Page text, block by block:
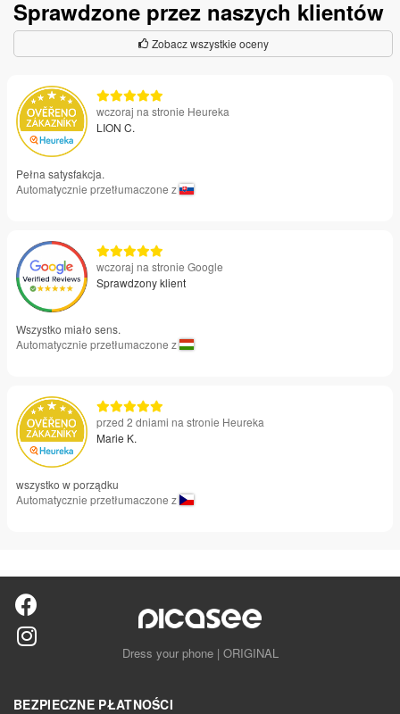
Sprawdzone przez naszych klientów
Zobacz wszystkie oceny
wczoraj na stronie Heureka
LION C.
Pełna satysfakcja.
Automatycznie przetłumaczone z
wczoraj na stronie Google
Sprawdzony klient
Wszystko miało sens.
Automatycznie przetłumaczone z
przed 2 dniami na stronie Heureka
Marie K.
wszystko w porządku
Automatycznie przetłumaczone z
Dress your phone | ORIGINAL
BEZPIECZNE PŁATNOŚCI